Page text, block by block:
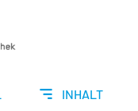
INHALT